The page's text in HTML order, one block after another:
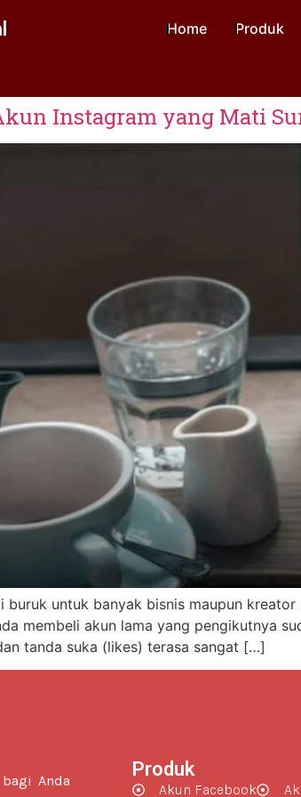
Home Produk
Instagram yang Mati
untuk banyak bisnis maupun
membeli akun lama yang pengikutnya
tanda suka (likes) terasa sangat […]
Anda
Produk
Akun Facebook